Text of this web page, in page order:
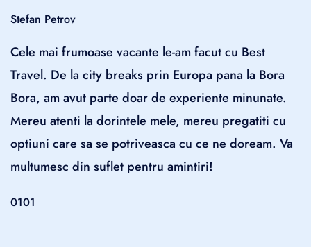
Stefan Petrov
Cele mai frumoase vacante le-am facut cu Best
Travel. De la city breaks prin Europa pana la Bora
Bora, am avut parte doar de experiente minunate.
Mereu atenti la dorintele mele, mereu pregatiti cu
optiuni care sa se potriveasca cu ce ne doream. Va
multumesc din suflet pentru amintiri!
0101